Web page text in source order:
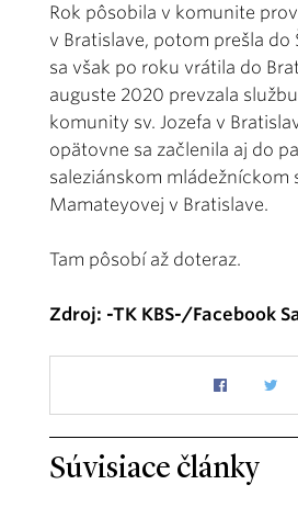
Rok pôsobila v komunite
v Bratislave, potom prešla do
sa však po roku vrátila do
auguste 2020 prevzala
komunity sv. Jozefa v
opätovne sa začlenila aj do
saleziánskom mládežníckom
Mamateyovej v Bratislave.
Tam pôsobí až doteraz.
Zdroj: -TK KBS-/Facebook
Súvisiace články